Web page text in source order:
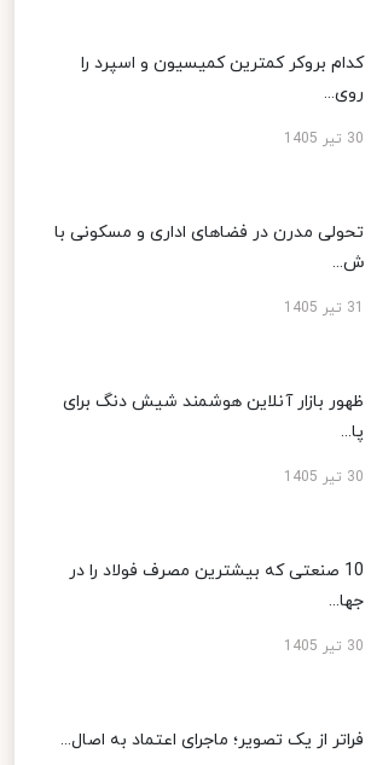
کدام بروکر کمترین کمیسیون و اسپرد را
روی...
30 تیر 1405
تحولی مدرن در فضاهای اداری و مسکونی با
ش...
ظهور بازار آنلاین هوشمند شیش دنگ برای
پا...
30 تیر 1405
10 صنعتی که بیشترین مصرف فولاد را در
جها...
30 تیر 1405
فراتر از یک تصویر؛ ماجرای اعتماد به اصال...